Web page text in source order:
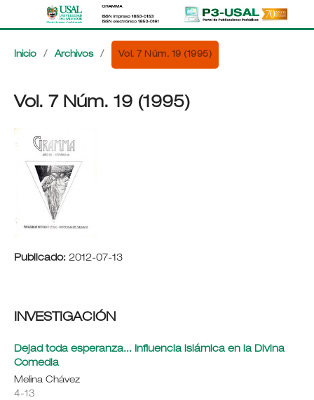
Inicio / Archivos / Vol. 7 Núm. 19 (1995)
Vol. 7 Núm. 19 (1995)
Publicado: 2012-07-13
INVESTIGACIÓN
Dejad toda esperanza... Influencia islámica en la Divina
Comedia
Melina Chávez
4-13